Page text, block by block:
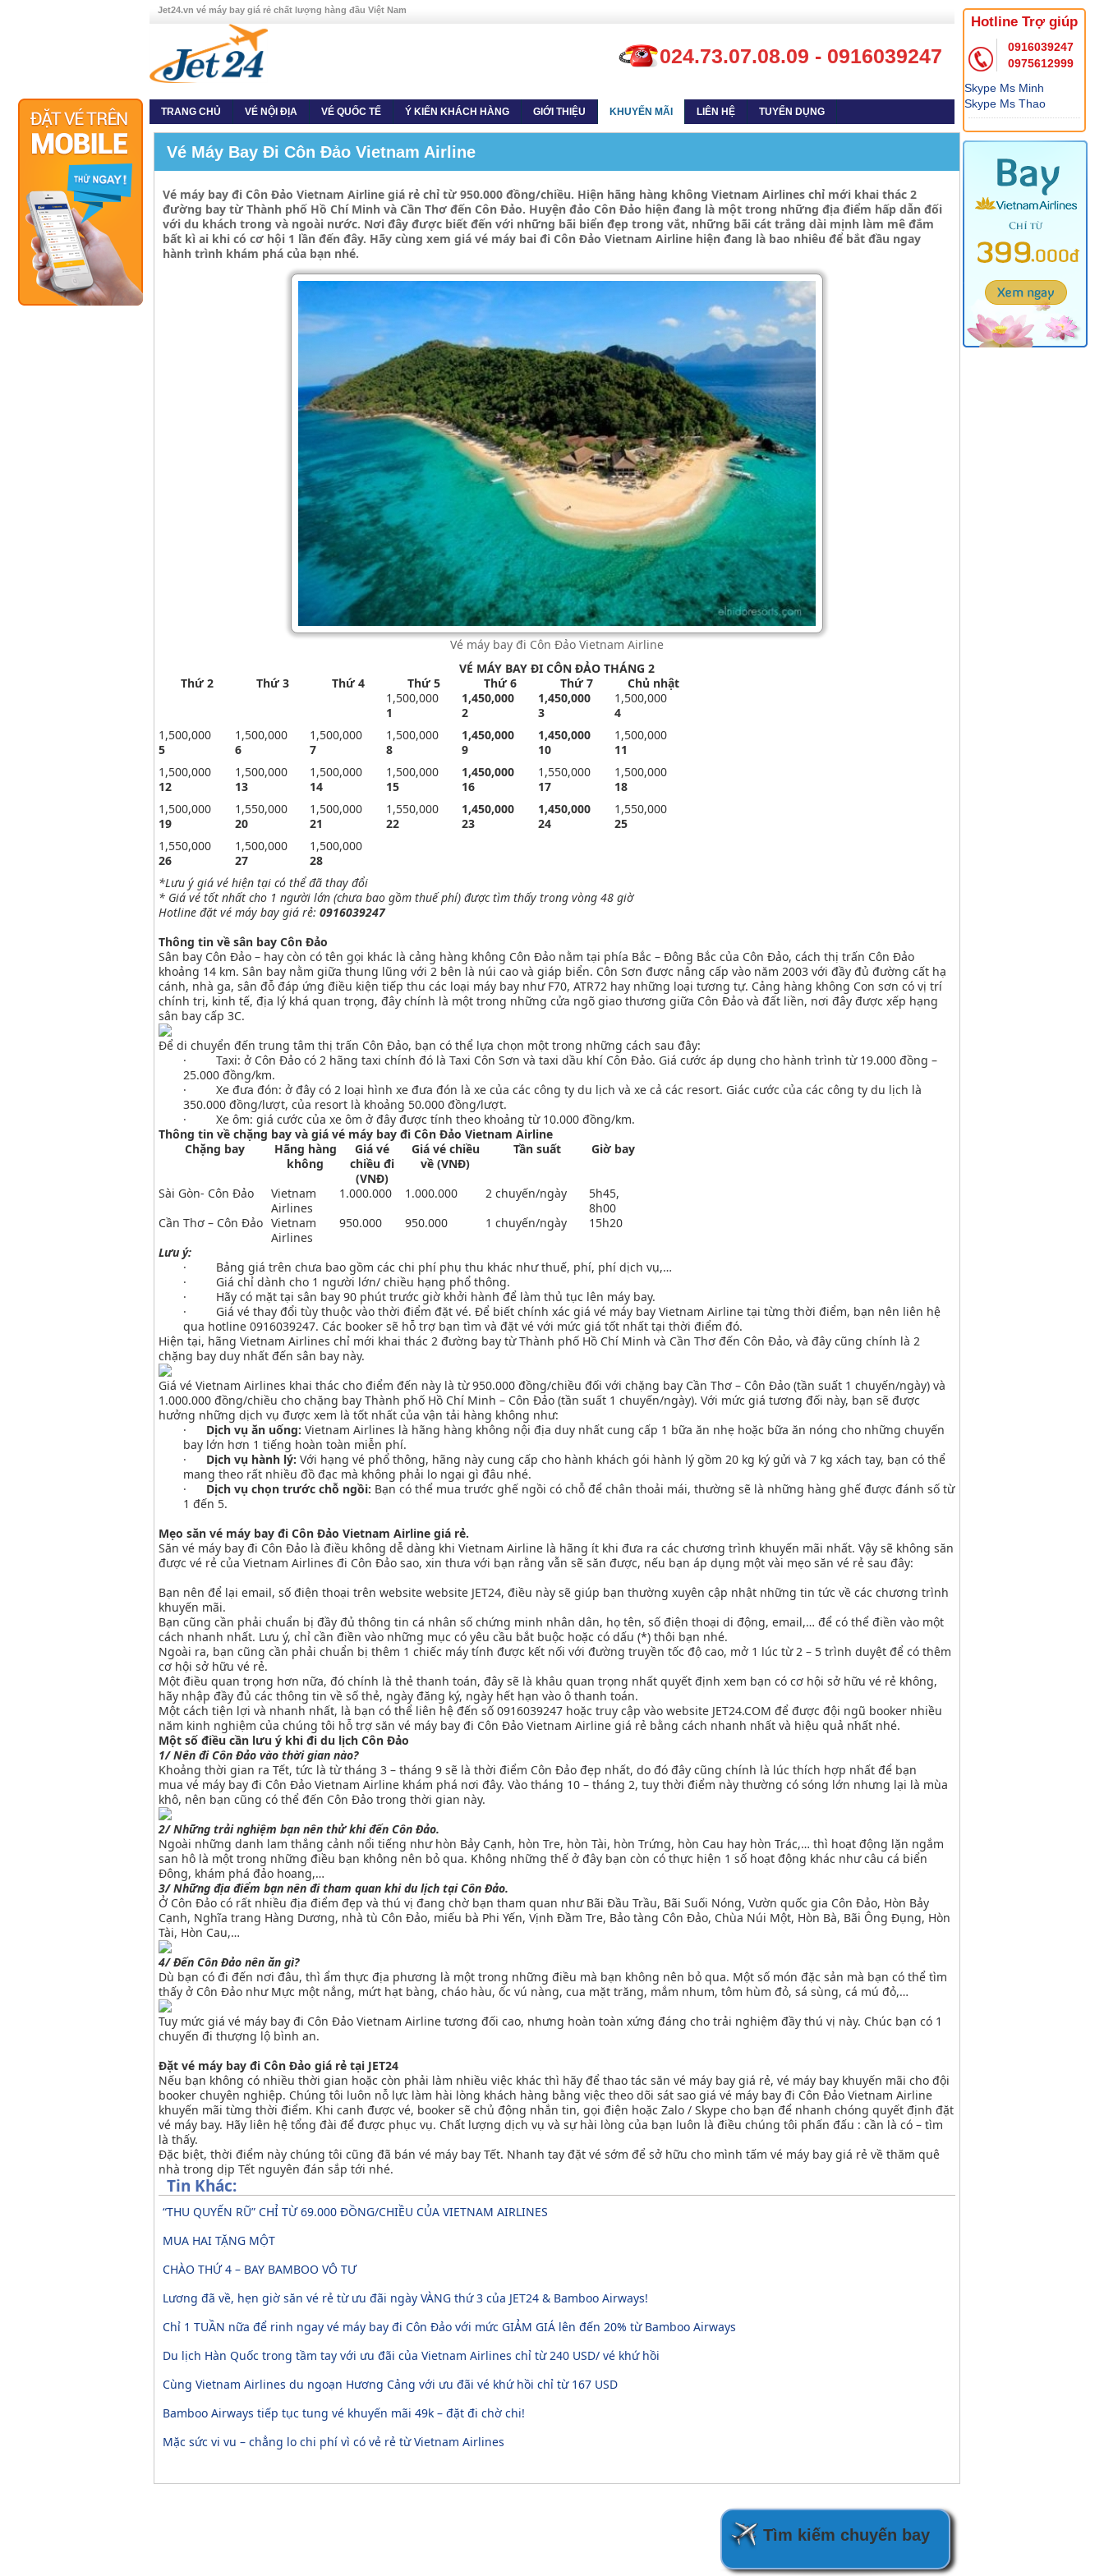
Jet24.vn vé máy bay giá rẻ chất lượng hàng đầu Việt Nam
024.73.07.08.09 - 0916039247
TRANG CHỦ VÉ NỘI ĐỊA VÉ QUỐC TẾ Ý KIẾN KHÁCH HÀNG GIỚI THIỆU KHUYẾN MÃI LIÊN HỆ TUYỂN DỤNG
Hotline Trợ giúp
0916039247
0975612999
Skype Ms Minh
Skype Ms Thao
Vé Máy Bay Đi Côn Đảo Vietnam Airline
Vé máy bay đi Côn Đảo Vietnam Airline giá rẻ chỉ từ 950.000 đồng/chiều. Hiện hãng hàng không Vietnam Airlines chỉ mới khai thác 2
đường bay từ Thành phố Hồ Chí Minh và Cần Thơ đến Côn Đảo. Huyện đảo Côn Đảo hiện đang là một trong những địa điểm hấp dẫn đối
với du khách trong và ngoài nước. Nơi đây được biết đến với những bãi biển đẹp trong vắt, những bãi cát trắng dài mịnh làm mê đắm
bất kì ai khi có cơ hội 1 lần đến đây. Hãy cùng xem giá vé máy bai đi Côn Đảo Vietnam Airline hiện đang là bao nhiêu để bắt đầu ngay
hành trình khám phá của bạn nhé.
Vé máy bay đi Côn Đảo Vietnam Airline
VÉ MÁY BAY ĐI CÔN ĐẢO THÁNG 2
Thứ 2
Thứ 3 Thứ 4 Thứ 5 Thứ 6 Thứ 7
Chủ nhật
1,500,000
1
1,450,000
2
1,450,000
3
1,500,000
4
1,500,000
5
1,500,000
6
1,500,000
7
1,500,000
8
1,450,000
9
1,450,000
10
1,500,000
11
1,500,000
12
1,500,000
13
1,500,000
14
1,500,000
15
1,450,000
16
1,550,000
17
1,500,000
18
1,500,000
19
1,550,000
20
1,500,000
21
1,550,000
22
1,450,000
23
1,450,000
24
1,550,000
25
1,550,000
26
1,500,000
27
1,500,000
28
*Lưu ý giá vé hiện tại có thể đã thay đổi
* Giá vé tốt nhất cho 1 người lớn (chưa bao gồm thuế phí) được tìm thấy trong vòng 48 giờ
Hotline đặt vé máy bay giá rẻ: 0916039247
Thông tin về sân bay Côn Đảo
Sân bay Côn Đảo – hay còn có tên gọi khác là cảng hàng không Côn Đảo nằm tại phía Bắc – Đông Bắc của Côn Đảo, cách thị trấn Côn Đảo
khoảng 14 km. Sân bay nằm giữa thung lũng với 2 bên là núi cao và giáp biển. Côn Sơn được nâng cấp vào năm 2003 với đầy đủ đường cất hạ
cánh, nhà ga, sân đỗ đáp ứng điều kiện tiếp thu các loại máy bay như F70, ATR72 hay những loại tương tự. Cảng hàng không Con sơn có vị trí
chính trị, kinh tế, địa lý khá quan trọng, đây chính là một trong những cửa ngõ giao thương giữa Côn Đảo và đất liền, nơi đây được xếp hạng
sân bay cấp 3C.
Để di chuyển đến trung tâm thị trấn Côn Đảo, bạn có thể lựa chọn một trong những cách sau đây:
· Taxi: ở Côn Đảo có 2 hãng taxi chính đó là Taxi Côn Sơn và taxi dầu khí Côn Đảo. Giá cước áp dụng cho hành trình từ 19.000 đồng –
25.000 đồng/km.
· Xe đưa đón: ở đây có 2 loại hình xe đưa đón là xe của các công ty du lịch và xe cả các resort. Giác cước của các công ty du lịch là
350.000 đồng/lượt, của resort là khoảng 50.000 đồng/lượt.
· Xe ôm: giá cước của xe ôm ở đây được tính theo khoảng từ 10.000 đồng/km.
Thông tin về chặng bay và giá vé máy bay đi Côn Đảo Vietnam Airline
Chặng bay
Hãng hàng
không
Giá vé
chiều đi
(VNĐ)
Giá vé chiều
về (VNĐ)
Tần suất Giờ bay
Sài Gòn- Côn Đảo
Vietnam
Airlines
1.000.000 1.000.000 2 chuyến/ngày
5h45,
8h00
Cần Thơ – Côn Đảo Vietnam
Airlines
950.000 950.000 1 chuyến/ngày
15h20
Lưu ý:
· Bảng giá trên chưa bao gồm các chi phí phụ thu khác như thuế, phí, phí dịch vụ,…
· Giá chỉ dành cho 1 người lớn/ chiều hạng phổ thông.
· Hãy có mặt tại sân bay 90 phút trước giờ khởi hành để làm thủ tục lên máy bay.
· Giá vé thay đổi tùy thuộc vào thời điểm đặt vé. Để biết chính xác giá vé máy bay Vietnam Airline tại từng thời điểm, bạn nên liên hệ
qua hotline 0916039247. Các booker sẽ hỗ trợ bạn tìm và đặt vé với mức giá tốt nhất tại thời điểm đó.
Hiện tại, hãng Vietnam Airlines chỉ mới khai thác 2 đường bay từ Thành phố Hồ Chí Minh và Cần Thơ đến Côn Đảo, và đây cũng chính là 2
chặng bay duy nhất đến sân bay này.
Giá vé Vietnam Airlines khai thác cho điểm đến này là từ 950.000 đồng/chiều đối với chặng bay Cần Thơ – Côn Đảo (tần suất 1 chuyến/ngày) và
1.000.000 đồng/chiều cho chặng bay Thành phố Hồ Chí Minh – Côn Đảo (tần suất 1 chuyến/ngày). Với mức giá tương đối này, bạn sẽ được
hưởng những dịch vụ được xem là tốt nhất của vận tải hàng không như:
· Dịch vụ ăn uống: Vietnam Airlines là hãng hàng không nội địa duy nhất cung cấp 1 bữa ăn nhẹ hoặc bữa ăn nóng cho những chuyến
bay lớn hơn 1 tiếng hoàn toàn miễn phí.
· Dịch vụ hành lý: Với hạng vé phổ thông, hãng này cung cấp cho hành khách gói hành lý gồm 20 kg ký gửi và 7 kg xách tay, bạn có thể
mang theo rất nhiều đồ đạc mà không phải lo ngại gì đâu nhé.
· Dịch vụ chọn trước chỗ ngồi: Bạn có thể mua trước ghế ngồi có chỗ để chân thoải mái, thường sẽ là những hàng ghế được đánh số từ
1 đến 5.
Mẹo săn vé máy bay đi Côn Đảo Vietnam Airline giá rẻ.
Săn vé máy bay đi Côn Đảo là điều không dễ dàng khi Vietnam Airline là hãng ít khi đưa ra các chương trình khuyến mãi nhất. Vậy sẽ không săn
được vé rẻ của Vietnam Airlines đi Côn Đảo sao, xin thưa với bạn rằng vẫn sẽ săn được, nếu bạn áp dụng một vài mẹo săn vé rẻ sau đây:
Bạn nên để lại email, số điện thoại trên website website JET24, điều này sẽ giúp bạn thường xuyên cập nhật những tin tức về các chương trình
khuyến mãi.
Bạn cũng cần phải chuẩn bị đầy đủ thông tin cá nhân số chứng minh nhân dân, họ tên, số điện thoại di động, email,… để có thể điền vào một
cách nhanh nhất. Lưu ý, chỉ cần điền vào những mục có yêu cầu bắt buộc hoặc có dấu (*) thôi bạn nhé.
Ngoài ra, bạn cũng cần phải chuẩn bị thêm 1 chiếc máy tính được kết nối với đường truyền tốc độ cao, mở 1 lúc từ 2 – 5 trình duyệt để có thêm
cơ hội sở hữu vé rẻ.
Một điều quan trọng hơn nữa, đó chính là thẻ thanh toán, đây sẽ là khâu quan trọng nhất quyết định xem bạn có cơ hội sở hữu vé rẻ không,
hãy nhập đầy đủ các thông tin về số thẻ, ngày đăng ký, ngày hết hạn vào ô thanh toán.
Một cách tiện lợi và nhanh nhất, là bạn có thể liên hệ đến số 0916039247 hoặc truy cập vào website JET24.COM để được đội ngũ booker nhiều
năm kinh nghiệm của chúng tôi hỗ trợ săn vé máy bay đi Côn Đảo Vietnam Airline giá rẻ bằng cách nhanh nhất và hiệu quả nhất nhé.
Một số điều cần lưu ý khi đi du lịch Côn Đảo
1/ Nên đi Côn Đảo vào thời gian nào?
Khoảng thời gian ra Tết, tức là từ tháng 3 – tháng 9 sẽ là thời điểm Côn Đảo đẹp nhất, do đó đây cũng chính là lúc thích hợp nhất để bạn
mua vé máy bay đi Côn Đảo Vietnam Airline khám phá nơi đây. Vào tháng 10 – tháng 2, tuy thời điểm này thường có sóng lớn nhưng lại là mùa
khô, nên bạn cũng có thể đến Côn Đảo trong thời gian này.
2/ Những trải nghiệm bạn nên thử khi đến Côn Đảo.
Ngoài những danh lam thắng cảnh nổi tiếng như hòn Bảy Cạnh, hòn Tre, hòn Tài, hòn Trứng, hòn Cau hay hòn Trác,… thì hoạt động lặn ngắm
san hô là một trong những điều bạn không nên bỏ qua. Không những thế ở đây bạn còn có thực hiện 1 số hoạt động khác như câu cá biển
Đông, khám phá đảo hoang,…
3/ Những địa điểm bạn nên đi tham quan khi du lịch tại Côn Đảo.
Ở Côn Đảo có rất nhiều địa điểm đẹp và thú vị đang chờ bạn tham quan như Bãi Đầu Trầu, Bãi Suối Nóng, Vườn quốc gia Côn Đảo, Hòn Bảy
Cạnh, Nghĩa trang Hàng Dương, nhà tù Côn Đảo, miếu bà Phi Yến, Vịnh Đầm Tre, Bảo tàng Côn Đảo, Chùa Núi Một, Hòn Bà, Bãi Ông Đụng, Hòn
Tài, Hòn Cau,…
4/ Đến Côn Đảo nên ăn gì?
Dù bạn có đi đến nơi đâu, thì ẩm thực địa phương là một trong những điều mà bạn không nên bỏ qua. Một số món đặc sản mà bạn có thể tìm
thấy ở Côn Đảo như Mực một nắng, mứt hạt bàng, cháo hàu, ốc vú nàng, cua mặt trăng, mắm nhum, tôm hùm đỏ, sá sùng, cá mú đỏ,…
Tuy mức giá vé máy bay đi Côn Đảo Vietnam Airline tương đối cao, nhưng hoàn toàn xứng đáng cho trải nghiệm đầy thú vị này. Chúc bạn có 1
chuyến đi thượng lộ bình an.
Đặt vé máy bay đi Côn Đảo giá rẻ tại JET24
Nếu bạn không có nhiều thời gian hoặc còn phải làm nhiều việc khác thì hãy để thao tác săn vé máy bay giá rẻ, vé máy bay khuyến mãi cho đội
booker chuyên nghiệp. Chúng tôi luôn nỗ lực làm hài lòng khách hàng bằng việc theo dõi sát sao giá vé máy bay đi Côn Đảo Vietnam Airline
khuyến mãi từng thời điểm. Khi canh được vé, booker sẽ chủ động nhắn tin, gọi điện hoặc Zalo / Skype cho bạn để nhanh chóng quyết định đặt
vé máy bay. Hãy liên hệ tổng đài để được phục vụ. Chất lượng dịch vụ và sự hài lòng của bạn luôn là điều chúng tôi phấn đấu : cần là có – tìm
là thấy.
Đặc biệt, thời điểm này chúng tôi cũng đã bán vé máy bay Tết. Nhanh tay đặt vé sớm để sở hữu cho mình tấm vé máy bay giá rẻ về thăm quê
nhà trong dịp Tết nguyên đán sắp tới nhé.
Tin Khác:
“THU QUYẾN RŨ” CHỈ TỪ 69.000 ĐỒNG/CHIỀU CỦA VIETNAM AIRLINES
MUA HAI TẶNG MỘT
CHÀO THỨ 4 – BAY BAMBOO VÔ TƯ
Lương đã về, hẹn giờ săn vé rẻ từ ưu đãi ngày VÀNG thứ 3 của JET24 & Bamboo Airways!
Chỉ 1 TUẦN nữa để rinh ngay vé máy bay đi Côn Đảo với mức GIẢM GIÁ lên đến 20% từ Bamboo Airways
Du lịch Hàn Quốc trong tầm tay với ưu đãi của Vietnam Airlines chỉ từ 240 USD/ vé khứ hồi
Cùng Vietnam Airlines du ngoạn Hương Cảng với ưu đãi vé khứ hồi chỉ từ 167 USD
Bamboo Airways tiếp tục tung vé khuyến mãi 49k – đặt đi chờ chi!
Mặc sức vi vu – chẳng lo chi phí vì có vẻ rẻ từ Vietnam Airlines
Tìm kiếm chuyến bay